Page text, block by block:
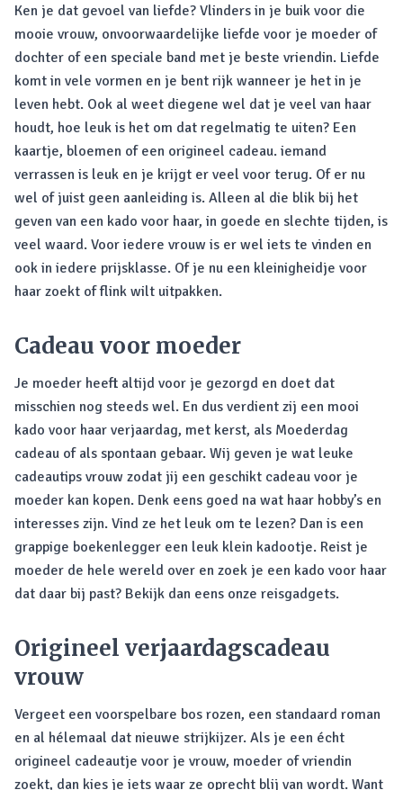
Ken je dat gevoel van liefde? Vlinders in je buik voor die
mooie vrouw, onvoorwaardelijke liefde voor je moeder of
dochter of een speciale band met je beste vriendin. Liefde
komt in vele vormen en je bent rijk wanneer je het in je
leven hebt. Ook al weet diegene wel dat je veel van haar
houdt, hoe leuk is het om dat regelmatig te uiten? Een
kaartje, bloemen of een origineel cadeau. iemand
verrassen is leuk en je krijgt er veel voor terug. Of er nu
wel of juist geen aanleiding is. Alleen al die blik bij het
geven van een kado voor haar, in goede en slechte tijden, is
veel waard. Voor iedere vrouw is er wel iets te vinden en
ook in iedere prijsklasse. Of je nu een kleinigheidje voor
haar zoekt of flink wilt uitpakken.
Cadeau voor moeder
Je moeder heeft altijd voor je gezorgd en doet dat
misschien nog steeds wel. En dus verdient zij een mooi
kado voor haar verjaardag, met kerst, als Moederdag
cadeau of als spontaan gebaar. Wij geven je wat leuke
cadeautips vrouw zodat jij een geschikt cadeau voor je
moeder kan kopen. Denk eens goed na wat haar hobby’s en
interesses zijn. Vind ze het leuk om te lezen? Dan is een
grappige boekenlegger een leuk klein kadootje. Reist je
moeder de hele wereld over en zoek je een kado voor haar
dat daar bij past? Bekijk dan eens onze reisgadgets.
Origineel verjaardagscadeau
vrouw
Vergeet een voorspelbare bos rozen, een standaard roman
en al hélemaal dat nieuwe strijkijzer. Als je een écht
origineel cadeautje voor je vrouw, moeder of vriendin
zoekt, dan kies je iets waar ze oprecht blij van wordt. Want